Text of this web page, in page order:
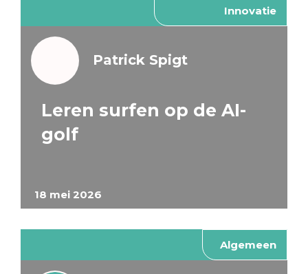
Innovatie
18 mei 2026
Patrick Spigt
Leren surfen op de AI-
golf
Algemeen